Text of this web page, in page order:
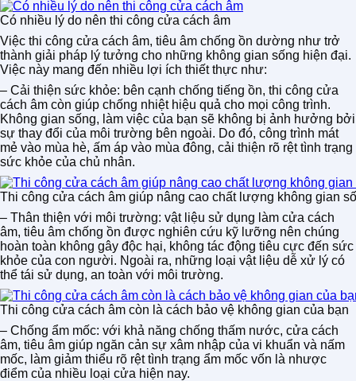
Có nhiều lý do nên thi công cửa cách âm
Việc thi công cửa cách âm, tiêu âm chống ồn dường như trở
thành giải pháp lý tưởng cho những không gian sống hiện đại.
Việc này mang đến nhiều lợi ích thiết thực như:
– Cải thiện sức khỏe: bên cạnh chống tiếng ồn, thi công cửa
cách âm còn giúp chống nhiệt hiệu quả cho mọi công trình.
Không gian sống, làm việc của bạn sẽ không bị ảnh hưởng bởi
sự thay đổi của môi trường bên ngoài. Do đó, công trình mát
mẻ vào mùa hè, ấm áp vào mùa đông, cải thiện rõ rệt tình trạng
sức khỏe của chủ nhân.
Thi công cửa cách âm giúp nâng cao chất lượng không gian
– Thân thiện với môi trường: vật liệu sử dụng làm cửa cách
âm, tiêu âm chống ồn được nghiên cứu kỹ lưỡng nên chúng
hoàn toàn không gây độc hại, không tác động tiêu cực đến sức
khỏe của con người. Ngoài ra, những loại vật liệu dễ xử lý có
thể tái sử dụng, an toàn với môi trường.
Thi công cửa cách âm còn là cách bảo vệ không gian của bạn
– Chống ẩm mốc: với khả năng chống thấm nước, cửa cách
âm, tiêu âm giúp ngăn cản sự xâm nhập của vi khuẩn và nấm
mốc, làm giảm thiểu rõ rệt tình trạng ẩm mốc vốn là nhược
điểm của nhiều loại cửa hiện nay.